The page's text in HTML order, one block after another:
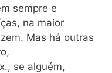
sempre e
na maior
Mas há outras
se alguém,